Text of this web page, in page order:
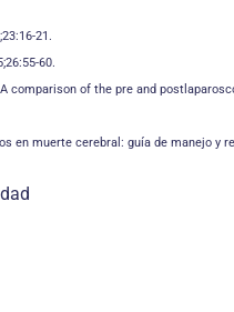
21.
60.
of the pre and
en muerte cerebral: guía de manejo y